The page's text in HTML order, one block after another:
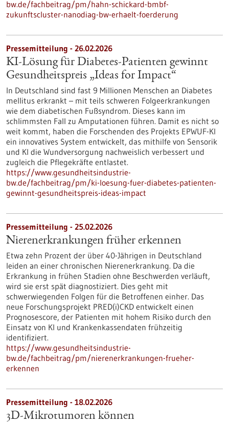
bw.de/fachbeitrag/pm/hahn-schickard-bmbf-
zukunftscluster-nanodiag-bw-erhaelt-foerderung
Pressemitteilung - 26.02.2026
KI-Lösung für Diabetes-Patienten gewinnt
Gesundheitspreis „Ideas for Impact“
In Deutschland sind fast 9 Millionen Menschen an Diabetes
mellitus erkrankt – mit teils schweren Folgeerkrankungen
wie dem diabetischen Fußsyndrom. Dieses kann im
schlimmsten Fall zu Amputationen führen. Damit es nicht so
weit kommt, haben die Forschenden des Projekts EPWUF-KI
ein innovatives System entwickelt, das mithilfe von Sensorik
und KI die Wundversorgung nachweislich verbessert und
zugleich die Pflegekräfte entlastet.
https://www.gesundheitsindustrie-
bw.de/fachbeitrag/pm/ki-loesung-fuer-diabetes-patienten-
gewinnt-gesundheitspreis-ideas-impact
Pressemitteilung - 25.02.2026
Nierenerkrankungen früher erkennen
Etwa zehn Prozent der über 40-Jährigen in Deutschland
leiden an einer chronischen Nierenerkrankung. Da die
Erkrankung in frühen Stadien ohne Beschwerden verläuft,
wird sie erst spät diagnostiziert. Dies geht mit
schwerwiegenden Folgen für die Betroffenen einher. Das
neue Forschungsprojekt PRED(i)CKD entwickelt einen
Prognosescore, der Patienten mit hohem Risiko durch den
Einsatz von KI und Krankenkassendaten frühzeitig
identifiziert.
https://www.gesundheitsindustrie-
bw.de/fachbeitrag/pm/nierenerkrankungen-frueher-
erkennen
Pressemitteilung - 18.02.2026
3D-Mikrotumoren können